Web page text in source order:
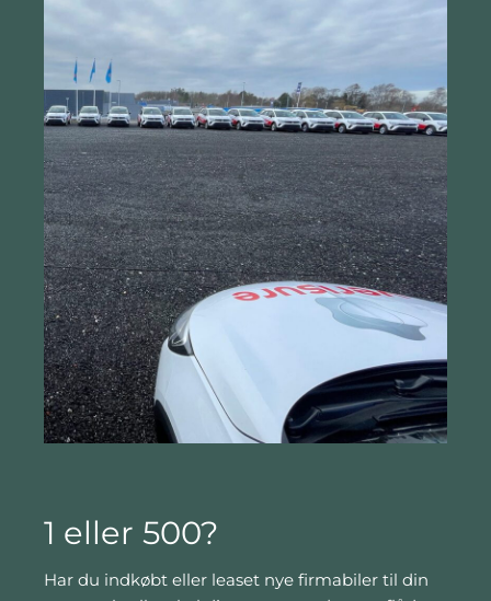
1 eller 500?
Har du indkøbt eller leaset nye firmabiler til din